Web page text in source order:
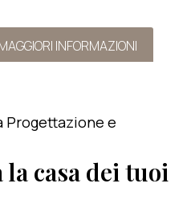
INFORMAZIONI
la casa dei tuoi